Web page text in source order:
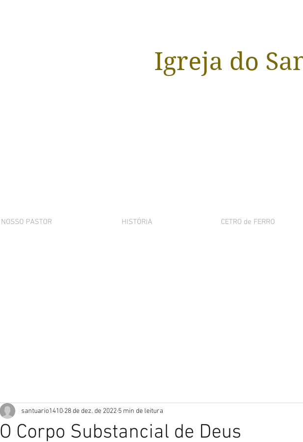
Igreja do
NOSSO PASTOR HISTÓRIA CETRO de FERRO
O Corpo Substancial de Deus
santuario1410 28 de dez. de 2022 5 min de leitura